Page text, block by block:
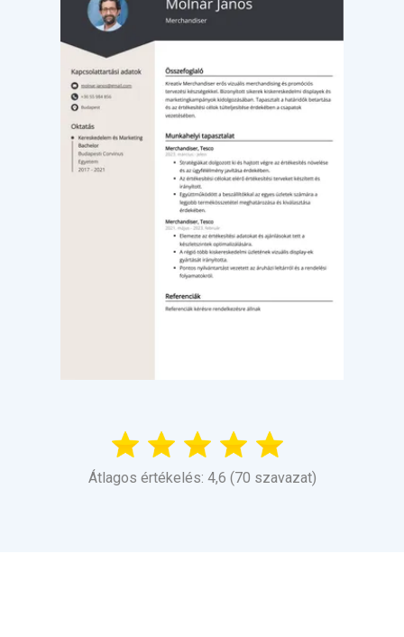
Átlagos értékelés: 4,6 (70 szavazat)